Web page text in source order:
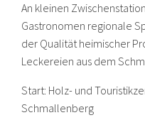
An kleinen
Gastronomen regionale
der Qualität heimischer
Leckereien aus dem
Start: Holz- und
Schmallenberg